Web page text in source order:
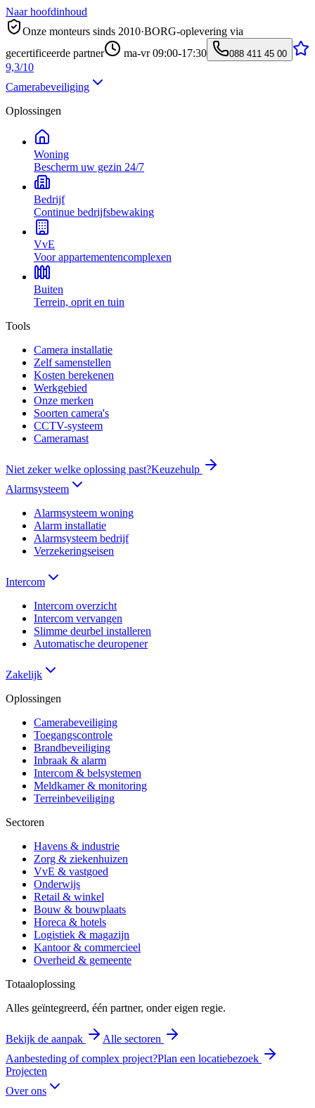
Naar hoofdinhoud
Onze monteurs sinds 2010·BORG-oplevering via
gecertificeerde partner
ma-vr 09:00-17:30 088 411 45 00
9,3/10
Camerabeveiliging
Oplossingen
Woning
Bescherm uw gezin 24/7
Bedrijf
Continue bedrijfsbewaking
VvE
Voor appartementencomplexen
Buiten
Terrein, oprit en tuin
Tools
Camera installatie
Zelf samenstellen
Kosten berekenen
Werkgebied
Onze merken
Soorten camera's
CCTV-systeem
Cameramast
Niet zeker welke oplossing past?Keuzehulp
Alarmsysteem
Alarmsysteem woning
Alarm installatie
Alarmsysteem bedrijf
Verzekeringseisen
Intercom
Intercom overzicht
Intercom vervangen
Slimme deurbel installeren
Automatische deuropener
Zakelijk
Oplossingen
Camerabeveiliging
Toegangscontrole
Brandbeveiliging
Inbraak & alarm
Intercom & belsystemen
Meldkamer & monitoring
Terreinbeveiliging
Sectoren
Havens & industrie
Zorg & ziekenhuizen
VvE & vastgoed
Onderwijs
Retail & winkel
Bouw & bouwplaats
Horeca & hotels
Logistiek & magazijn
Kantoor & commercieel
Overheid & gemeente
Totaaloplossing
Alles geïntegreerd, één partner, onder eigen regie.
Bekijk de aanpak
Alle sectoren
Aanbesteding of complex project?Plan een locatiebezoek
Projecten
Over ons